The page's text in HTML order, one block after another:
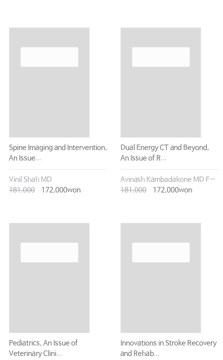
Spine Imaging and Intervention,
An Issue...
Vinil Shah MD
181,000
172,000won
Dual Energy CT and Beyond,
An Issue of R...
Avinash Kambadakone MD FRCR
181,000
172,000won
Pediatrics, An Issue of
Veterinary Clini...
Innovations in Stroke Recovery
and Rehab...